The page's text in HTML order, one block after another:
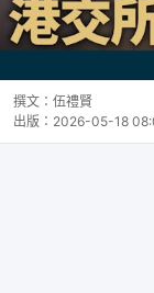
撰文： 伍禮賢
出版： 2026-05-18